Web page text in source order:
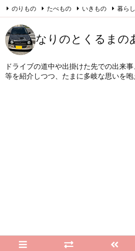
なりのとくるまの
ドライブの道中や出掛けた先での出来
等を紹介しつつ、たまに多岐な思いを咆
のりもの たべもの いきもの 暮らし
Feedly